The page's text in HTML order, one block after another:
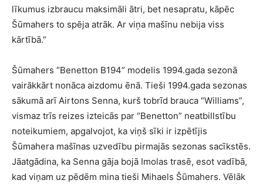
līkumus izbraucu maksimāli ātri, bet nesapratu, kāpēc
Šūmahers to spēja atrāk. Ar viņa mašīnu nebija viss
kārtībā.”
Šūmahers “Benetton B194” modelis 1994.gada sezonā
vairākkārt nonāca aizdomu ēnā. Tieši 1994.gada sezonas
sākumā arī Airtons Senna, kurš tobrīd brauca “Williams”,
vismaz trīs reizes izteicās par “Benetton” neatbillstību
noteikumiem, apgalvojot, ka viņš sīki ir izpētījis
Šūmahera mašīnas uzvedību pirmajās sezonas sacīkstēs.
Jāatgādina, ka Senna gāja bojā Imolas trasē, esot vadībā,
kad viņam uz pēdēm mina tieši Mihaels Šūmahers. Vēlāk